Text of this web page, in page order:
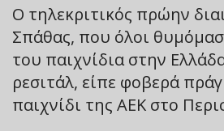
Ο τηλεκριτικός πρώην
Σπάθας, που όλοι
του παιχνίδια στην
ρεσιτάλ, είπε φοβερά
παιχνίδι της ΑΕΚ στο